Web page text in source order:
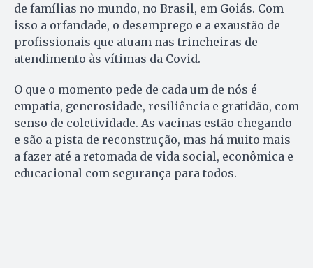
de famílias no mundo, no Brasil, em Goiás. Com
isso a orfandade, o desemprego e a exaustão de
profissionais que atuam nas trincheiras de
atendimento às vítimas da Covid.
O que o momento pede de cada um de nós é
empatia, generosidade, resiliência e gratidão, com
senso de coletividade. As vacinas estão chegando
e são a pista de reconstrução, mas há muito mais
a fazer até a retomada de vida social, econômica e
educacional com segurança para todos.